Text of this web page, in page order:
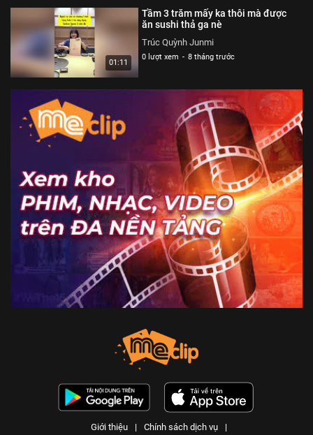
01:11
Tầm 3 trăm mấy ka thôi mà được
ăn sushi thả ga nè
Trúc Quỳnh Junmi
0 lượt xem - 8 tháng trước
Giới thiệu | Chính sách dịch vụ |